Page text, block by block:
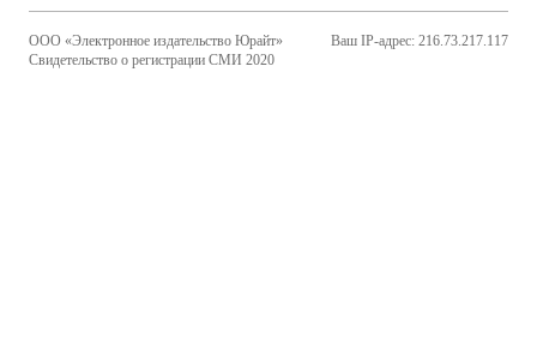
ООО «Электронное издательство Юрайт»
Свидетельство о регистрации СМИ 2020
Ваш IP-адрес: 216.73.217.117